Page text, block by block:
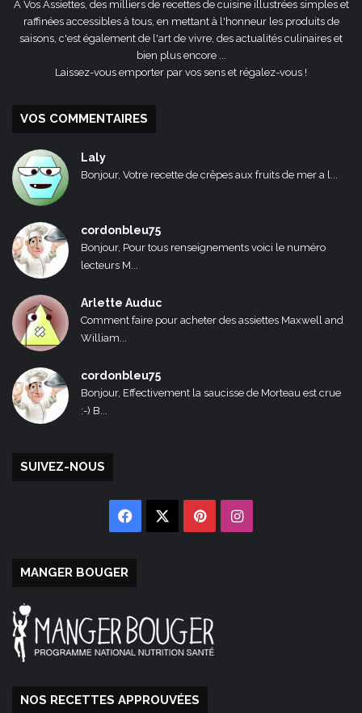
A Vos Assiettes, des milliers de recettes de cuisine illustrées simples et
raffinées accessibles à tous, en mettant à l'honneur les produits de
saisons, c'est également de l'art de vivre, des actualités culinaires et
bien plus encore ...
Laissez-vous emporter par vos sens et régalez-vous !
VOS COMMENTAIRES
Laly
Bonjour, Votre recette de crêpes aux fruits de mer a l...
cordonbleu75
Bonjour, Pour tous renseignements voici le numéro
lecteurs M...
Arlette Auduc
Comment faire pour acheter des assiettes Maxwell and
William...
cordonbleu75
Bonjour, Effectivement la saucisse de Morteau est crue
:-) B...
SUIVEZ-NOUS
Facebook PinterestInstagram
MANGER BOUGER
NOS RECETTES APPROUVÉES